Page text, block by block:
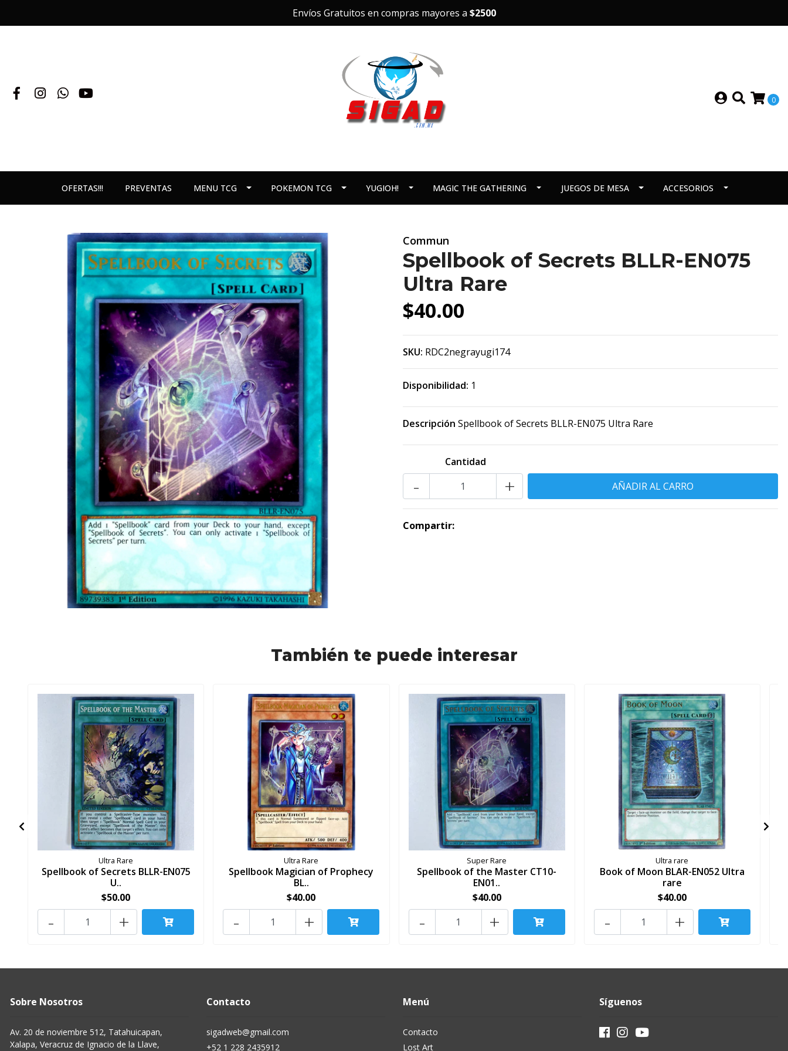
Envíos Gratuitos en compras mayores a $2500
0
OFERTAS!!! PREVENTAS MENU TCG POKEMON TCG YUGIOH! MAGIC THE GATHERING JUEGOS DE MESA ACCESORIOS
Commun
Spellbook of Secrets BLLR-EN075
Ultra Rare
$40.00
SKU: RDC2negrayugi174
Disponibilidad: 1
Descripción Spellbook of Secrets BLLR-EN075 Ultra Rare
Cantidad
+
-
Compartir:
También te puede interesar
Ultra Rare
Spellbook of Secrets BLLR-EN075
U..
$50.00
+
-
Ultra Rare
Spellbook Magician of Prophecy
BL..
$40.00
+
-
Super Rare
Spellbook of the Master CT10-
EN01..
$40.00
+
-
Ultra rare
Book of Moon BLAR-EN052 Ultra
rare
$40.00
+
-
Sobre Nosotros
Av. 20 de noviembre 512, Tatahuicapan,
Xalapa, Veracruz de Ignacio de la Llave,
Contacto
sigadweb@gmail.com
+52 1 228 2435912
Menú
Contacto
Lost Art
Síguenos